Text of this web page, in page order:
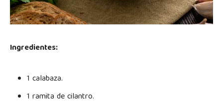
Ingredientes:
1 calabaza.
1 ramita de cilantro.